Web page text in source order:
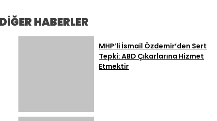
Açıklaması: “Hiçbir
Ülkeyi Hedef Almıyor”
HABERLER
MHP’li İsmail Özdemir’den Sert
Tepki: ABD Çıkarlarına Hizmet
Etmektir